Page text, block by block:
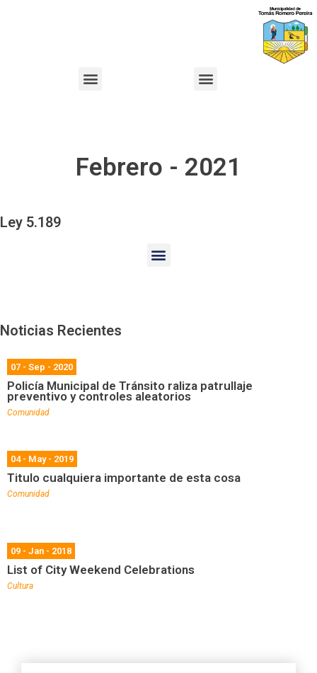
Febrero - 2021
Ley 5.189
Noticias Recientes
07 - Sep - 2020
Policía Municipal de Tránsito raliza patrullaje
preventivo y controles aleatorios
Comunidad
04 - May - 2019
Titulo cualquiera importante de esta cosa
Comunidad
09 - Jan - 2018
List of City Weekend Celebrations
Cultura